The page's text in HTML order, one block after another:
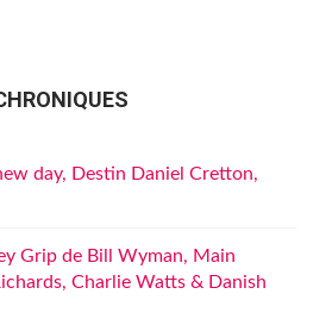
day, Destin Daniel Cretton,
Grip de Bill Wyman, Main
Charlie Watts & Danish